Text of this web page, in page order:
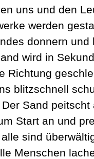
uns und den
werden
donnern
wird in
Richtung
blitzschnell
Sand
Start an und
sind
Menschen